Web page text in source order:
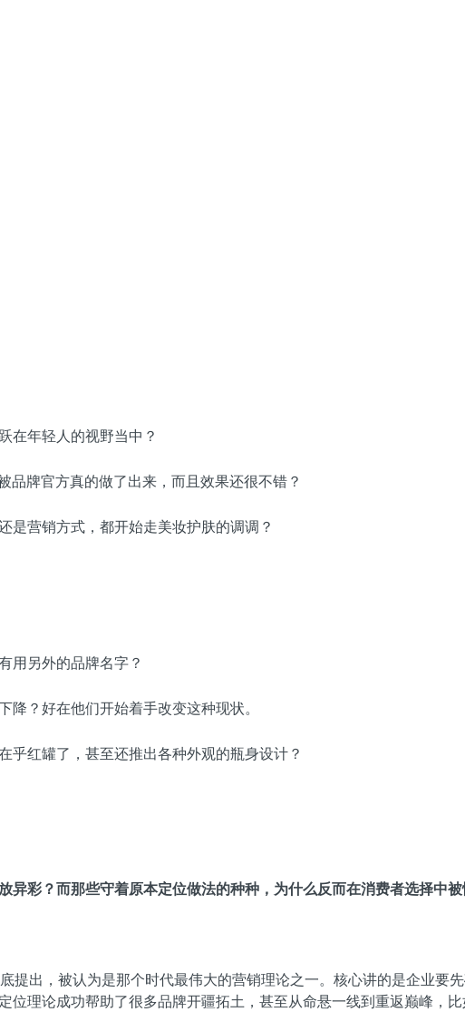
在年轻人的视野当中？
牌官方真的做了出来，而且效果还很不错？
是营销方式，都开始走美妆护肤的调调？
用另外的品牌名字？
？好在他们开始着手改变这种现状。
乎红罐了，甚至还推出各种外观的瓶身设计？
异彩？而那些守着原本定位做法的种种，为什么反而在消费者选择中
出，被认为是那个时代最伟大的营销理论之一。核心讲的是企业要
理论成功帮助了很多品牌开疆拓土，甚至从命悬一线到重返巅峰，